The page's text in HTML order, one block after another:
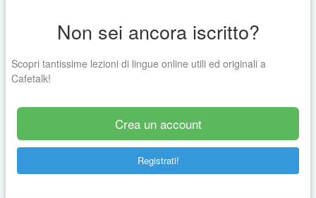
Non sei ancora iscritto?
Scopri tantissime lezioni di lingue online utili ed originali a
Cafetalk!
Crea un account
Registrati!